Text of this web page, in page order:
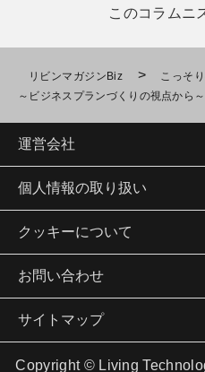
このコラムニ
リビンマガジンBiz >
こっそ
～ビジネスプランづくりの視点から～
運営会社
個人情報の取り扱い
クッキーについて
お問い合わせ
サイトマップ
Copyright © Living